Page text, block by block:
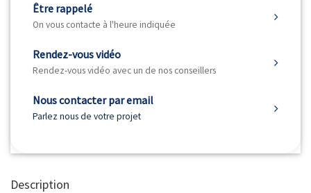
Être rappelé
On vous contacte à l'heure indiquée
Rendez-vous vidéo
Rendez-vous vidéo avec un de nos conseillers
Nous contacter par email
Parlez nous de votre projet
Description